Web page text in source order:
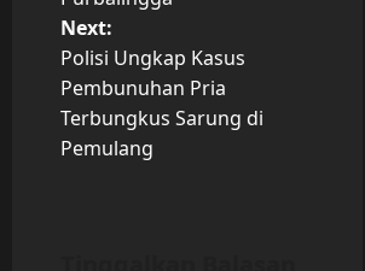
t
n
a
Next:
Polisi Ungkap Kasus
Pembunuhan Pria
Terbungkus Sarung di
Pemulang